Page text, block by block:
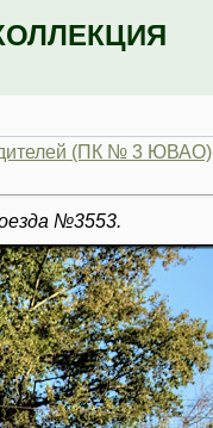
(ПК № 3 ЮВАО)
№3553.